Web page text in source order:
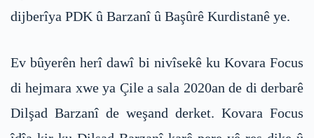
dijberîya PDK û Barzanî û Başûrê Kurdistanê ye.
Ev bûyerên herî dawî bi nivîsekê ku Kovara Focus
di hejmara xwe ya Çile a sala 2020an de di derbarê
Dilşad Barzanî de weşand derket. Kovara Focus